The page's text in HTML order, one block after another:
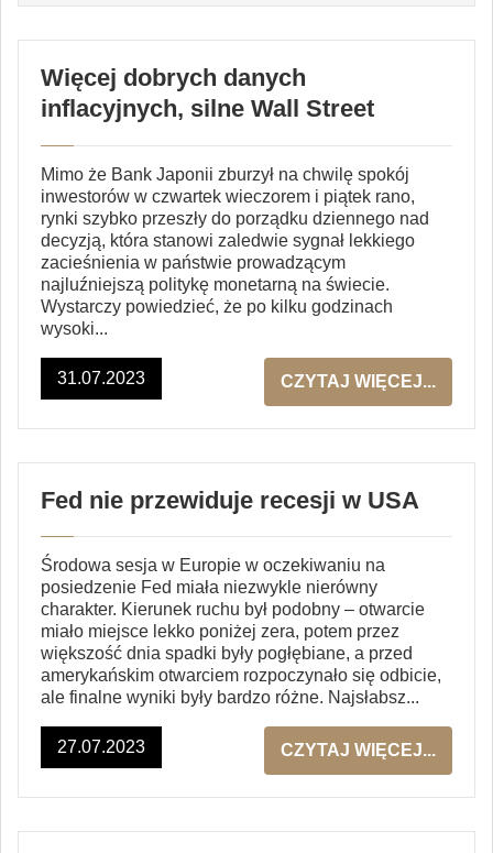
Więcej dobrych danych
inflacyjnych, silne Wall Street
Mimo że Bank Japonii zburzył na chwilę spokój
inwestorów w czwartek wieczorem i piątek rano,
rynki szybko przeszły do porządku dziennego nad
decyzją, która stanowi zaledwie sygnał lekkiego
zacieśnienia w państwie prowadzącym
najluźniejszą politykę monetarną na świecie.
Wystarczy powiedzieć, że po kilku godzinach
wysoki...
31.07.2023 CZYTAJ WIĘCEJ...
Fed nie przewiduje recesji w USA
Środowa sesja w Europie w oczekiwaniu na
posiedzenie Fed miała niezwykle nierówny
charakter. Kierunek ruchu był podobny – otwarcie
miało miejsce lekko poniżej zera, potem przez
większość dnia spadki były pogłębiane, a przed
amerykańskim otwarciem rozpoczynało się odbicie,
ale finalne wyniki były bardzo różne. Najsłabsz...
27.07.2023 CZYTAJ WIĘCEJ...